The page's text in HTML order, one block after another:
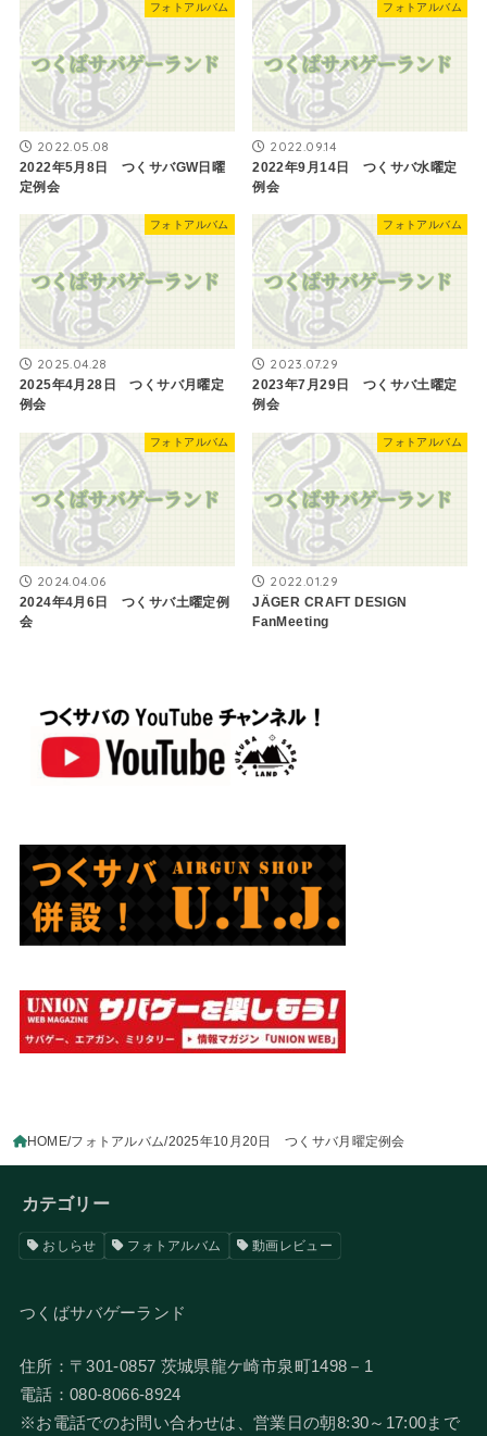
フォトアルバム
2022.05.08
2022年5月8日 つくサバGW日曜
定例会
フォトアルバム
2022.09.14
2022年9月14日 つくサバ水曜定
例会
フォトアルバム
2025.04.28
2025年4月28日 つくサバ月曜定
例会
フォトアルバム
2023.07.29
2023年7月29日 つくサバ土曜定
例会
フォトアルバム
2024.04.06
2024年4月6日 つくサバ土曜定例
会
フォトアルバム
2022.01.29
JÄGER CRAFT DESIGN
FanMeeting
HOME フォトアルバム 2025年10月20日 つくサバ月曜定例会
カテゴリー
おしらせ フォトアルバム 動画レビュー
つくばサバゲーランド
住所：〒301-0857 茨城県龍ケ崎市泉町1498－1
電話：080-8066-8924
​※お電話でのお問い合わせは、営業日の朝8:30～17:00まで